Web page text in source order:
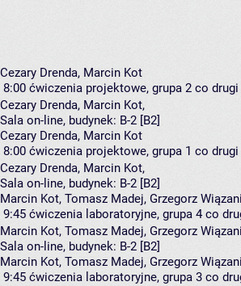
Cezary Drenda, Marcin Kot
8:00 ćwiczenia projektowe, grupa 2 co drugi
Cezary Drenda, Marcin Kot,
Sala on-line, budynek: B-2 [B2]
Cezary Drenda, Marcin Kot
8:00 ćwiczenia projektowe, grupa 1 co drugi
Cezary Drenda, Marcin Kot,
Sala on-line, budynek: B-2 [B2]
Marcin Kot, Tomasz Madej, Grzegorz
9:45 ćwiczenia laboratoryjne, grupa 4 co
Marcin Kot, Tomasz Madej, Grzegorz
Sala on-line, budynek: B-2 [B2]
Marcin Kot, Tomasz Madej, Grzegorz
9:45 ćwiczenia laboratoryjne, grupa 3 co